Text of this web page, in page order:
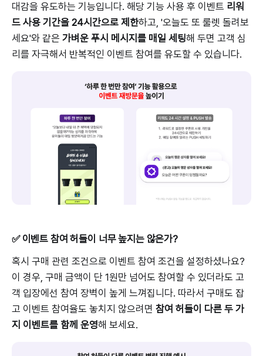
대감을 유도하는 기능입니다. 해당 기능 사용 후 이벤트 리워
드 사용 기간을 24시간으로 제한하고, '오늘도 또 룰렛 돌려보
세요'와 같은 가벼운 푸시 메시지를 매일 세팅해 두면 고객 심
리를 자극해서 반복적인 이벤트 참여를 유도할 수 있습니다.
✅ 이벤트 참여 허들이 너무 높지는 않은가?
혹시 구매 관련 조건으로 이벤트 참여 조건을 설정하셨나요?
이 경우, 구매 금액이 단 1원만 넘어도 참여할 수 있더라도 고
객 입장에선 참여 장벽이 높게 느껴집니다. 따라서 구매도 잡
고 이벤트 참여율도 놓치지 않으려면 참여 허들이 다른 두 가
지 이벤트를 함께 운영해 보세요.